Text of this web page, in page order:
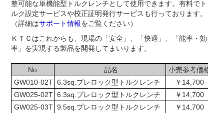
整可能な単機能型トルクレンチとして使用できます。有料でト
ルク設定サービスや校正証明発行サービスも行っております。
（詳細はサポート情報をご覧ください）
ＫＴＣはこれからも、現場の「安全」、「快適」、「能率・効
率」を実現する製品を開発してまいります。
No. 品名 小売参考価格
GW010-02T 6.3sq.プレロック型トルクレンチ ￥14,700
GW025-02T 6.3sq.プレロック型トルクレンチ ￥14,700
GW025-03T 9.5sq.プレロック型トルクレンチ ￥14,700